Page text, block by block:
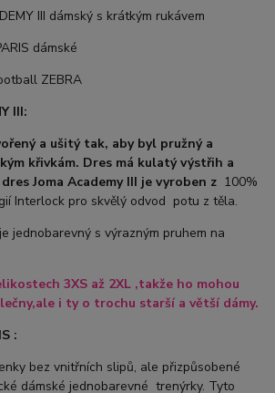
III dámský s krátkým rukávem
dámské
ZEBRA
III:
a ušitý tak, aby byl pružný a
křivkám. Dres má kulatý výstřih a
Joma Academy III je vyroben z 100%
Interlock pro skvělý odvod potu z těla.
jednobarevný s výrazným pruhem na
3XS až 2XL ,takže ho mohou
i ty o trochu starší a větší dámy.
:
bez vnitřních slipů, ale přizpůsobené
dámské jednobarevné trenýrky. Tyto